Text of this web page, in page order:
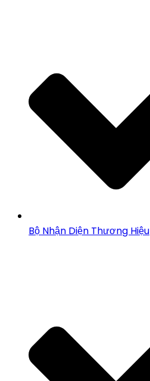
Bộ Nhận Diện Thương Hiệu